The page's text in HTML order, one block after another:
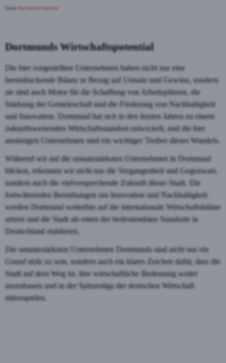
Quelle: Die deutsche Wirtschaft
Dortmunds Wirtschaftspotential
Die hier vorgestellten Unternehmen haben nicht nur eine
beeindruckende Bilanz in Bezug auf Umsatz und Gewinn, sondern
sie sind auch Motor für die Schaffung von Arbeitsplätzen, die
Stärkung der Gemeinschaft und die Förderung von Nachhaltigkeit
und Innovation. Dortmund hat sich in den letzten Jahren zu einem
zukunftsweisenden Wirtschaftsstandort entwickelt, und die hier
ansässigen Unternehmen sind ein wichtiger Treiber dieses Wandels.
Während wir auf die umsatzstärksten Unternehmen in Dortmund
blicken, erkennen wir nicht nur die Vergangenheit und Gegenwart,
sondern auch die vielversprechende Zukunft dieser Stadt. Die
fortwährenden Bemühungen um Innovation und Nachhaltigkeit
werden Dortmund weiterhin auf die internationale Wirtschaftsbühne
setzen und die Stadt als einen der bedeutendsten Standorte in
Deutschland etablieren.
Die umsatzstärksten Unternehmen Dortmunds sind nicht nur ein
Grund stolz zu sein, sondern auch ein klares Zeichen dafür, dass die
Stadt auf dem Weg ist, ihre wirtschaftliche Bedeutung weiter
auszubauen und in der Spitzenliga der deutschen Wirtschaft
mitzuspielen.